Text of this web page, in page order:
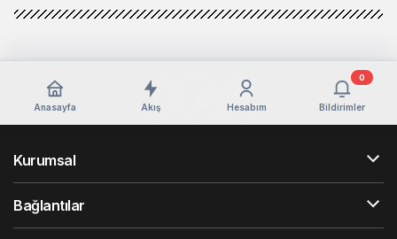
Anasayfa Akış Hesabım Bildirimler
0
Kurumsal
Bağlantılar